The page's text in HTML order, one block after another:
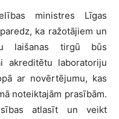
ministres Līgas
ka ražotājiem un
laišanas tirgū būs
akreditētu laboratoriju
ar novērtējumu, kas
noteiktajām prasībām.
atlasīt un veikt